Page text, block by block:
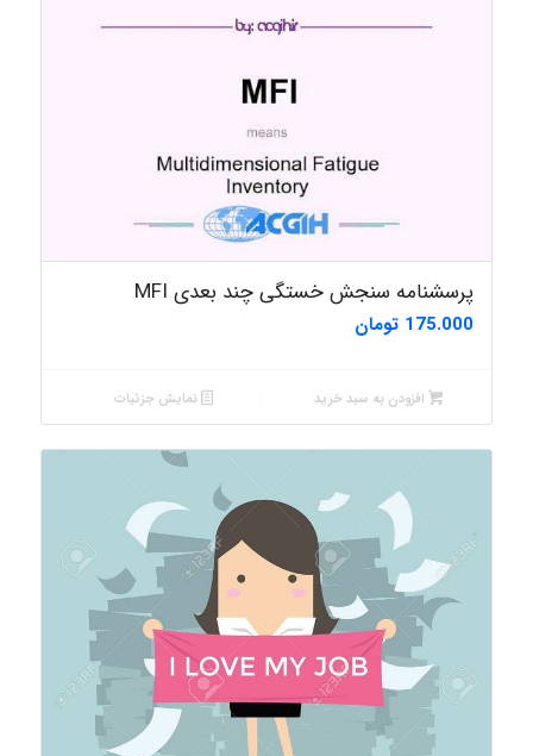
پرسشنامه سنجش خستگی چند بعدی MFI
175.000 تومان
افزودن به سبد خرید نمایش جزئیات